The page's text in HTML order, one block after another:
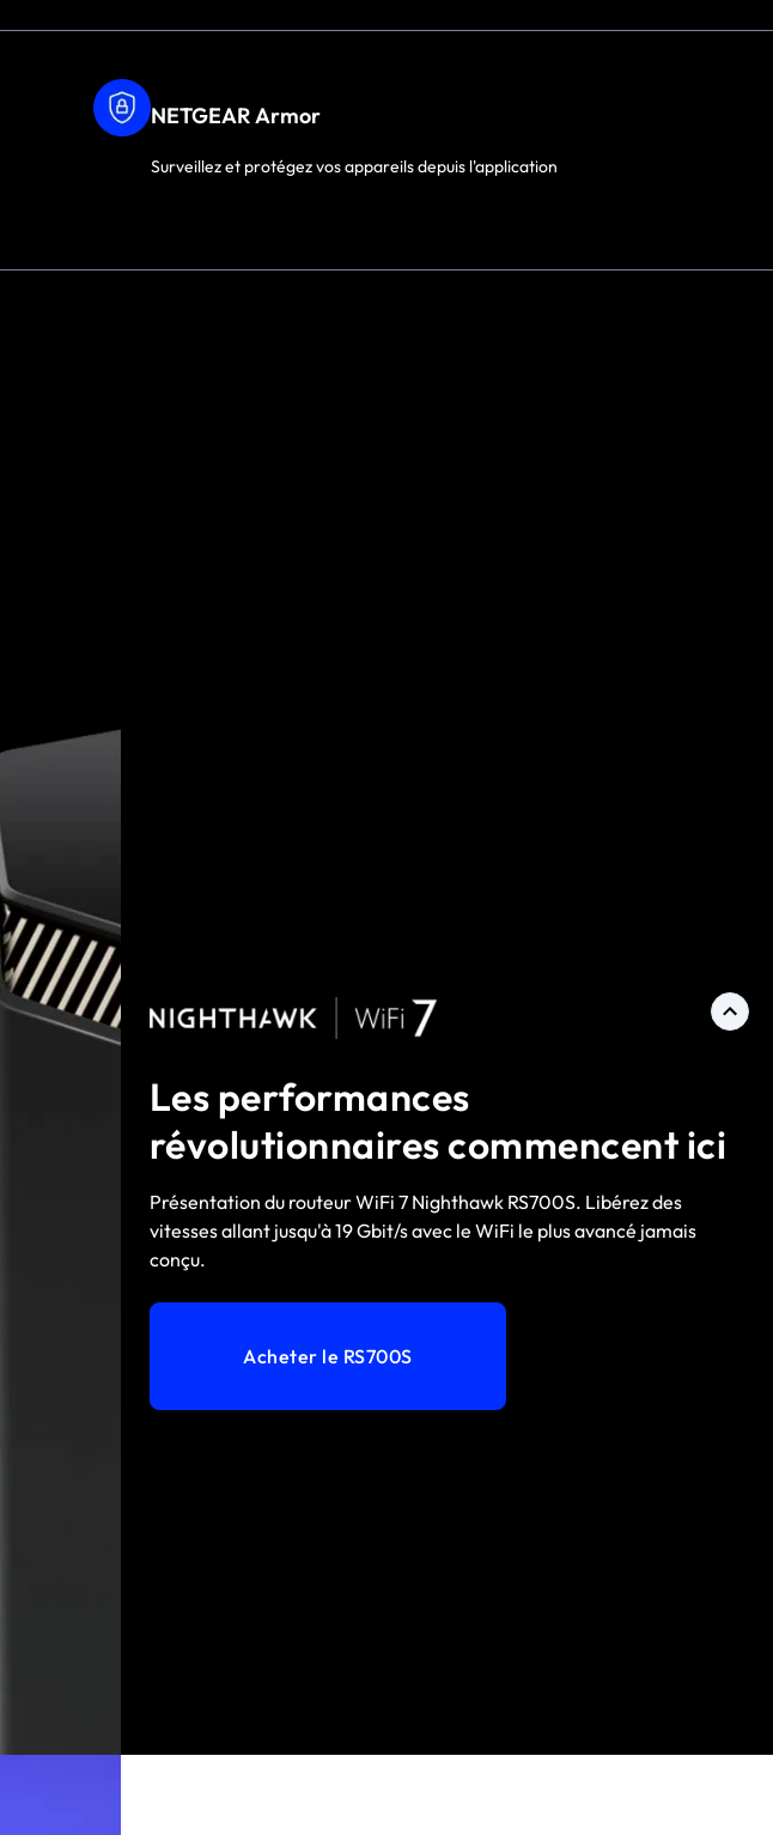
NETGEAR Armor
Surveillez et protégez vos appareils depuis l'application
Les performances
révolutionnaires commencent ici
Présentation du routeur WiFi 7 Nighthawk RS700S. Libérez des
vitesses allant jusqu'à 19 Gbit/s avec le WiFi le plus avancé jamais
conçu.
Acheter le RS700S